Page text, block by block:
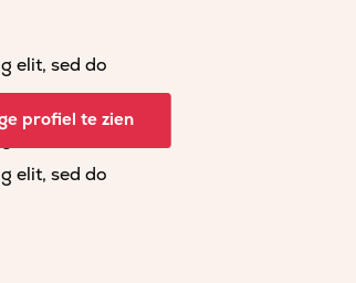
elit, sed do
elit, sed do
elit, sed do
elit, sed do
profiel te zien